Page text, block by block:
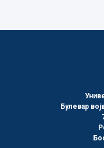
Булевар